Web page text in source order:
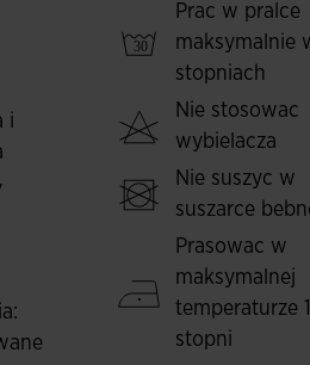
elementy na klatce
i
Prac w pralce
maksymalnie
stopniach
Nie stosowac
wybielacza
Nie suszyc w
suszarce
Prasowac w
maksymalnej
temperaturze
stopni